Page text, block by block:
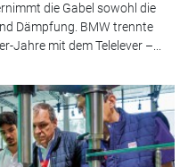
die Gabel sowohl die
Dämpfung. BMW trennte
Jahre mit dem Telelever –...